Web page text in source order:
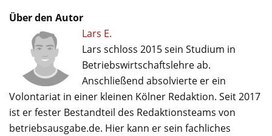
Über den Autor
Lars E.
Lars schloss 2015 sein Studium in
Betriebswirtschaftslehre ab.
Anschließend absolvierte er ein
Volontariat in einer kleinen Kölner Redaktion. Seit 2017
ist er fester Bestandteil des Redaktionsteams von
betriebsausgabe.de. Hier kann er sein fachliches